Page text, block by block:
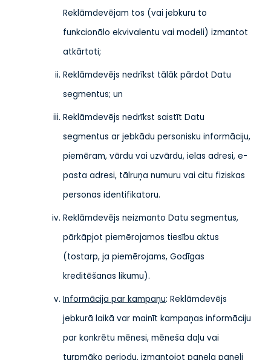
Reklāmdevējam tos (vai jebkuru to
funkcionālo ekvivalentu vai modeli) izmantot
atkārtoti;
Reklāmdevējs nedrīkst tālāk pārdot Datu
segmentus; un
Reklāmdevējs nedrīkst saistīt Datu
segmentus ar jebkādu personisku informāciju,
piemēram, vārdu vai uzvārdu, ielas adresi, e-
pasta adresi, tālruņa numuru vai citu fiziskas
personas identifikatoru.
Reklāmdevējs neizmanto Datu segmentus,
pārkāpjot piemērojamos tiesību aktus
(tostarp, ja piemērojams, Godīgas
kreditēšanas likumu).
Informācija par kampaņu: Reklāmdevējs
jebkurā laikā var mainīt kampaņas informāciju
par konkrētu mēnesi, mēneša daļu vai
turpmāko periodu, izmantojot paneļa paneli